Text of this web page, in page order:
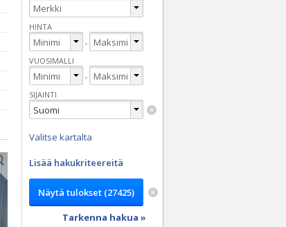
HINTA
-
VUOSIMALLI
-
SIJAINTI
Valitse kartalta
Lisää hakukriteereitä
Tarkenna hakua »